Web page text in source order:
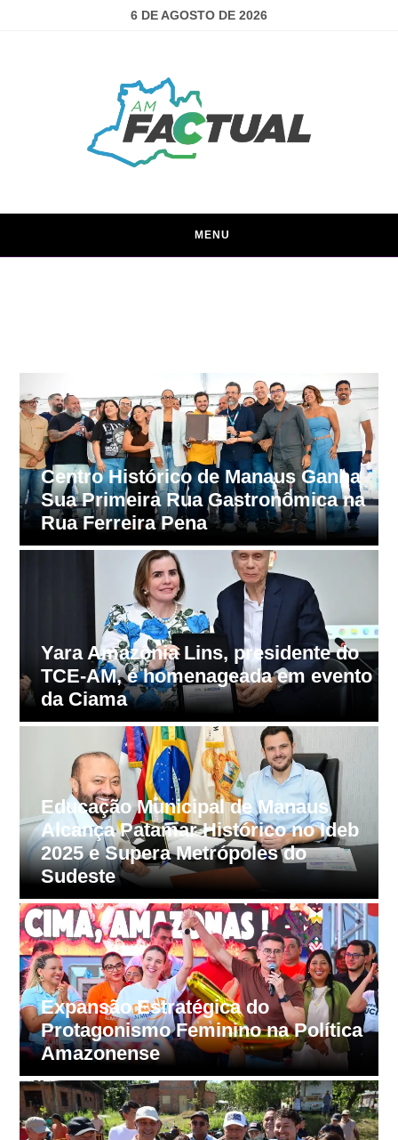
6 DE AGOSTO DE 2026
MENU
Supremo Tribunal Federal garante
isenção fiscal integral na compra de
veículos para todas as pessoas com
deficiência e TEA
Preparação para o Verão
Amazônico: O Cronograma de
Restabelecimento de Água em
Manaus
Prazo ampliado: Desenrola Brasil
2.0 estende negociações de dívidas
bancárias até 31 de agosto
Partido Liberal oficializa candidatura
da Professora Maria do Carmo ao
Governo do Amazonas